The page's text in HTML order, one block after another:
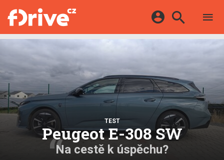
TESTY
KATALOG
MAPA STANIC
VIDEA
DALŠÍ
ELEKTROMOBILY
HYBRIDY
E-MOTORSPORT
OSTATNÍ
SERIÁLY
Přihlášení a registrace pomocí:
Facebook
Twitter Apple Microsoft
TEST
Peugeot E-308 SW
Na cestě k úspěchu?